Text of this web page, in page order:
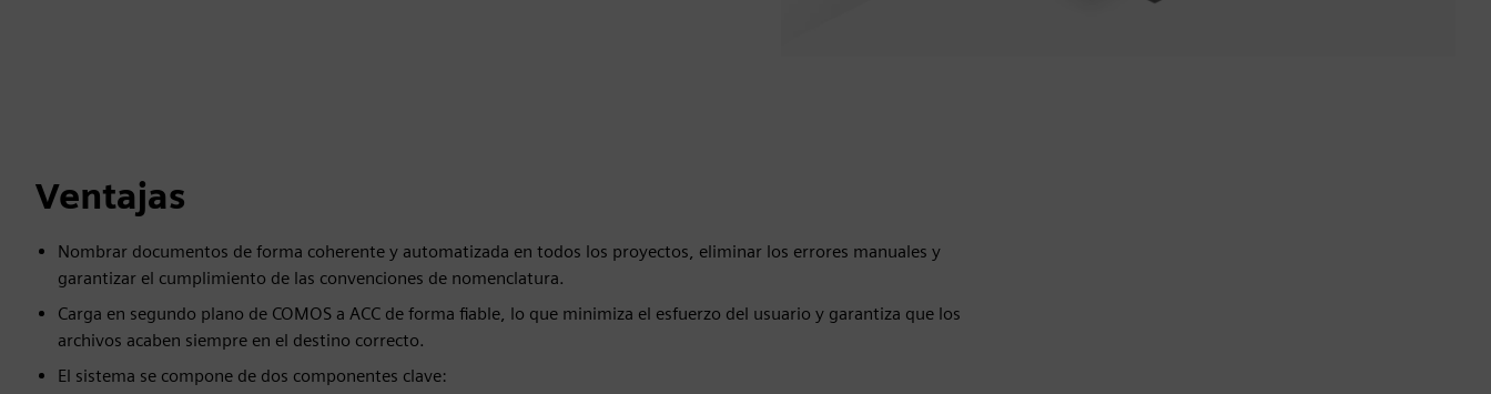
Ventajas
Nombrar documentos de forma coherente y automatizada en todos los proyectos, eliminar los errores manuales y
garantizar el cumplimiento de las convenciones de nomenclatura.
Carga en segundo plano de COMOS a ACC de forma fiable, lo que minimiza el esfuerzo del usuario y garantiza que los
archivos acaben siempre en el destino correcto.
El sistema se compone de dos componentes clave: